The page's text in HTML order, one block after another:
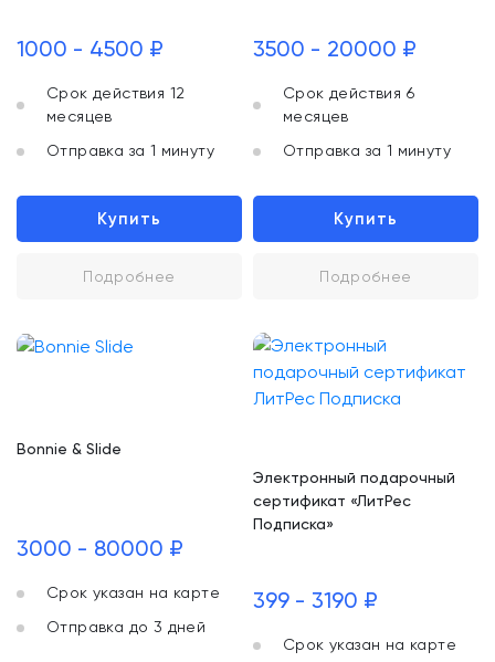
1000 - 4500 ₽
Срок действия 12
месяцев
Отправка за 1 минуту
Купить
Подробнее
3500 - 20000 ₽
Срок действия 6
месяцев
Отправка за 1 минуту
Купить
Подробнее
Bonnie & Slide
3000 - 80000 ₽
Срок указан на карте
Отправка до 3 дней
Электронный подарочный
сертификат «ЛитРес
Подписка»
399 - 3190 ₽
Срок указан на карте